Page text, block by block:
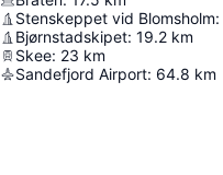
Stenskeppet vid Blomsholm:
Bjørnstadskipet: 19.2 km
Skee: 23 km
Sandefjord Airport: 64.8 km